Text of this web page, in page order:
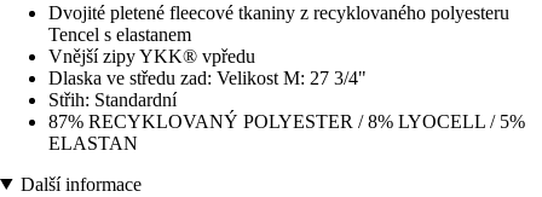
Dvojité pletené fleecové tkaniny z recyklovaného polyesteru
Tencel s elastanem
Vnější zipy YKK® vpředu
Dlaska ve středu zad: Velikost M: 27 3/4"
Střih: Standardní
87% RECYKLOVANÝ POLYESTER / 8% LYOCELL / 5%
ELASTAN
Další informace